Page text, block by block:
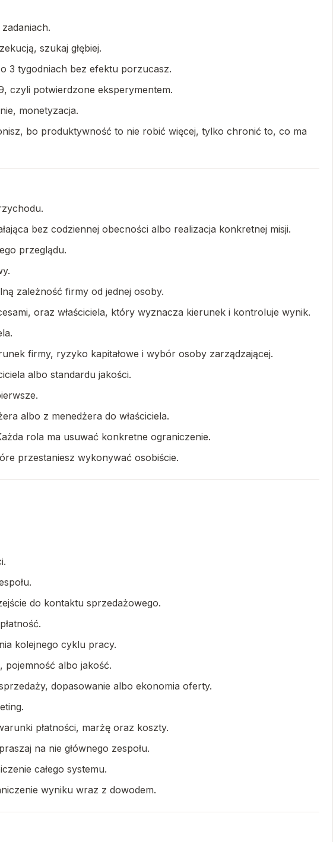
szukaj głębiej.
3 tygodniach bez efektu porzucasz.
czyli potwierdzone eksperymentem.
monetyzacja.
bo produktywność to nie robić więcej, tylko chronić to, co ma
bez codziennej obecności albo realizacja konkretnej misji.
przeglądu.
zależność firmy od jednej osoby.
oraz właściciela, który wyznacza kierunek i kontroluje wynik.
firmy, ryzyko kapitałowe i wybór osoby zarządzającej.
albo standardu jakości.
albo z menedżera do właściciela.
rola ma usuwać konkretne ograniczenie.
przestaniesz wykonywać osobiście.
do kontaktu sprzedażowego.
kolejnego cyklu pracy.
pojemność albo jakość.
dopasowanie albo ekonomia oferty.
płatności, marżę oraz koszty.
na nie głównego zespołu.
całego systemu.
wyniku wraz z dowodem.